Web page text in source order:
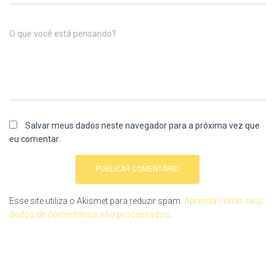
O que você está pensando?
Salvar meus dados neste navegador para a próxima vez que
eu comentar.
Esse site utiliza o Akismet para reduzir spam. Aprenda como seus
dados de comentários são processados